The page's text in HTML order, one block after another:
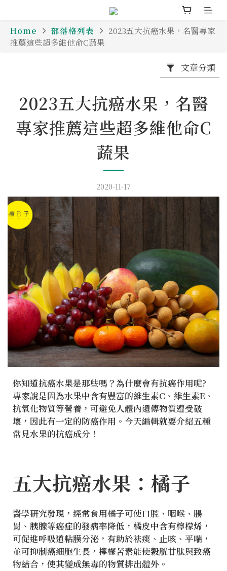
Home 部落格列表
2023五大抗癌水果，名醫專家
推薦這些超多維他命C蔬果
文章分類
2023五大抗癌水果，名醫
專家推薦這些超多維他命C
蔬果
2020-11-17
你知道抗癌水果是那些嗎？為什麼會有抗癌作用呢?
專家說是因為水果中含有豐富的維生素C、維生素E、
抗氧化物質等營養，可避免人體內遺傳物質遭受破
壞，因此有一定的防癌作用。今天編輯就要介紹五種
常見水果的抗癌成分！
五大抗癌水果：橘子
醫學研究發現，經常食用橘子可使口腔、咽喉、腸
胃、胰腺等癌症的發病率降低，橘皮中含有檸檬烯，
可促進呼吸道粘膜分泌，有助於祛痰、止咳、平喘，
並可抑制癌細胞生長，檸檬苦素能使穀胱甘肽與致癌
物結合，使其變成無毒的物質排出體外。